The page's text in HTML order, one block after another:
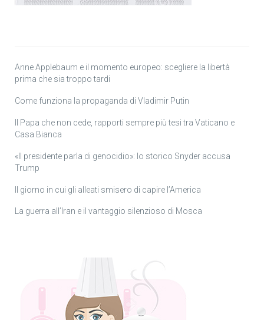
Anne Applebaum e il momento europeo: scegliere la libertà
prima che sia troppo tardi
Come funziona la propaganda di Vladimir Putin
Il Papa che non cede, rapporti sempre più tesi tra Vaticano e
Casa Bianca
«Il presidente parla di genocidio»: lo storico Snyder accusa
Trump
Il giorno in cui gli alleati smisero di capire l’America
La guerra all’Iran e il vantaggio silenzioso di Mosca